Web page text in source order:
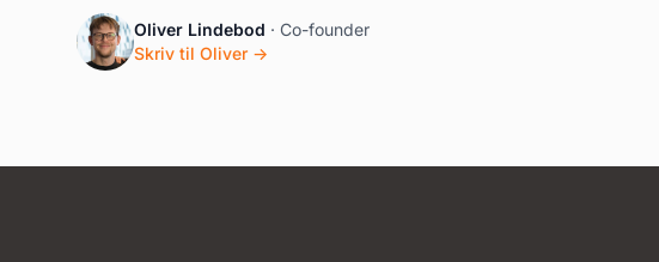
Oliver Lindebod · Co-founder
Skriv til Oliver →